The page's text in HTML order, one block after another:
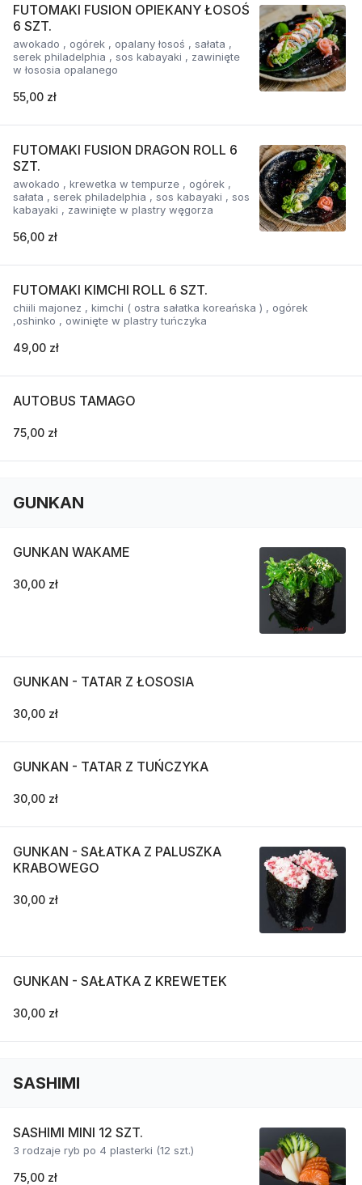
FUTOMAKI FUSION OPIEKANY ŁOSOŚ
6 SZT.
awokado , ogórek , opalany łosoś , sałata ,
serek philadelphia , sos kabayaki , zawinięte
w łososia opalanego
55,00 zł
FUTOMAKI FUSION DRAGON ROLL 6
SZT.
awokado , krewetka w tempurze , ogórek ,
sałata , serek philadelphia , sos kabayaki , sos
kabayaki , zawinięte w plastry węgorza
56,00 zł
FUTOMAKI KIMCHI ROLL 6 SZT.
chiili majonez , kimchi ( ostra sałatka koreańska ) , ogórek
,oshinko , owinięte w plastry tuńczyka
49,00 zł
AUTOBUS TAMAGO
75,00 zł
GUNKAN
GUNKAN WAKAME
30,00 zł
GUNKAN - TATAR Z ŁOSOSIA
30,00 zł
GUNKAN - TATAR Z TUŃCZYKA
30,00 zł
GUNKAN - SAŁATKA Z PALUSZKA
KRABOWEGO
30,00 zł
GUNKAN - SAŁATKA Z KREWETEK
30,00 zł
SASHIMI
SASHIMI MINI 12 SZT.
3 rodzaje ryb po 4 plasterki (12 szt.)
75,00 zł